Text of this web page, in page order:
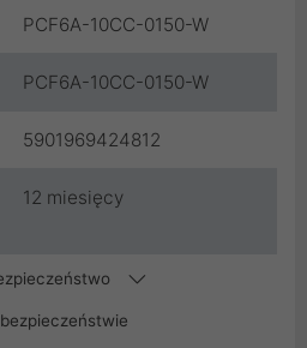
PCF6A-10CC-0150-W
PCF6A-10CC-0150-W
5901969424812
12 miesięcy